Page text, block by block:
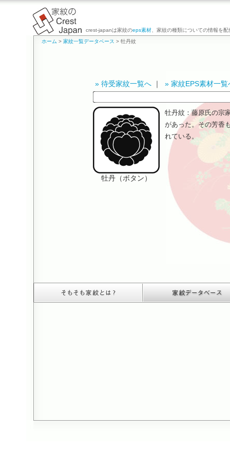
crest-japanは家紋のeps素材、家紋の種類についての情報を配
ホーム > 家紋一覧データベース > 牡丹紋
» 待受家紋一覧へ｜ » 家紋EPS素材一覧
牡丹（ボタン）
牡丹紋：藤原氏の宗
があった。その芳香
れている。